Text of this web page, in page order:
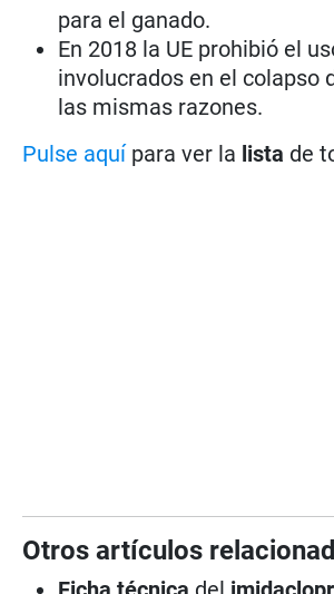
para el ganado.
En 2018 la UE prohibió el
involucrados en el colapso
las mismas razones.
Pulse aquípara ver la lista de
Otros artículos